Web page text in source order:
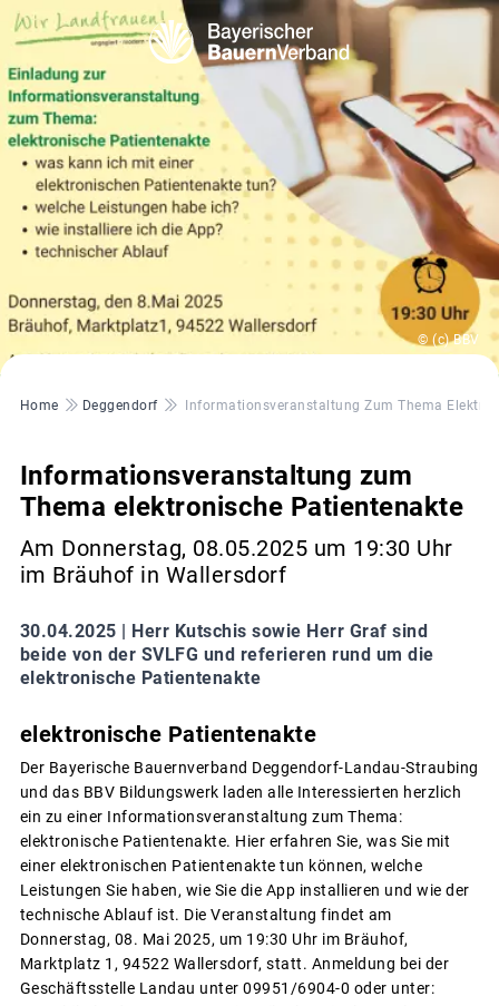
© (c) BBV
Pfadnavigation
Home Deggendorf Informationsveranstaltung Zum Thema
Informationsveranstaltung zum
Thema elektronische Patientenakte
Am Donnerstag, 08.05.2025 um 19:30 Uhr
im Bräuhof in Wallersdorf
30.04.2025 | Herr Kutschis sowie Herr Graf sind
beide von der SVLFG und referieren rund um die
elektronische Patientenakte
elektronische Patientenakte
Der Bayerische Bauernverband Deggendorf-Landau-Straubing
und das BBV Bildungswerk laden alle Interessierten herzlich
ein zu einer Informationsveranstaltung zum Thema:
elektronische Patientenakte. Hier erfahren Sie, was Sie mit
einer elektronischen Patientenakte tun können, welche
Leistungen Sie haben, wie Sie die App installieren und wie der
technische Ablauf ist. Die Veranstaltung findet am
Donnerstag, 08. Mai 2025, um 19:30 Uhr im Bräuhof,
Marktplatz 1, 94522 Wallersdorf, statt. Anmeldung bei der
Geschäftsstelle Landau unter 09951/6904-0 oder unter: